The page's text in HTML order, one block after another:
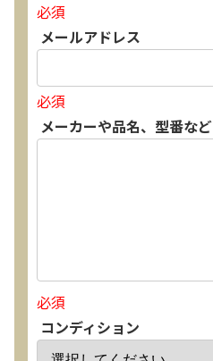
必須
メールアドレス
必須
メーカーや品名、型番など
必須
コンディション